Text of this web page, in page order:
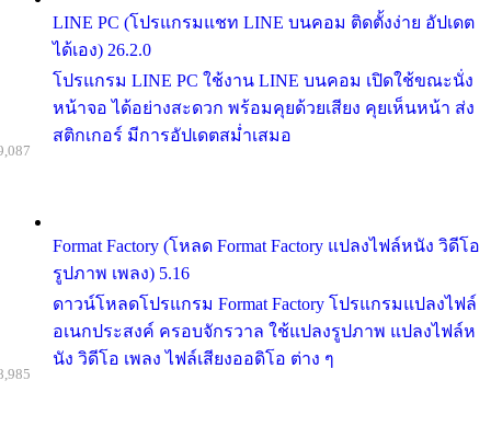
LINE PC (โปรแกรมแชท LINE บนคอม ติดตั้งง่าย อัปเดต
ได้เอง) 26.2.0
โปรแกรม LINE PC ใช้งาน LINE บนคอม เปิดใช้ขณะนั่ง
หน้าจอ ได้อย่างสะดวก พร้อมคุยด้วยเสียง คุยเห็นหน้า ส่ง
สติกเกอร์ มีการอัปเดตสม่ำเสมอ
Format Factory (โหลด Format Factory แปลงไฟล์หนัง วิดีโอ
รูปภาพ เพลง) 5.16
ดาวน์โหลดโปรแกรม Format Factory โปรแกรมแปลงไฟล์
อเนกประสงค์ ครอบจักรวาล ใช้แปลงรูปภาพ แปลงไฟล์ห
นัง วิดีโอ เพลง ไฟล์เสียงออดิโอ ต่าง ๆ